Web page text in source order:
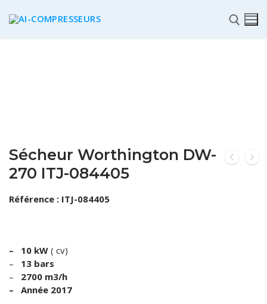
ACCUEIL
Pièces détachées
STOCK
VOUS ACHETEZ
VOUS VENDEZ
Sécheur Worthington DW-
270 ITJ-084405
Référence : ITJ-084405
– 10 kW ( cv)
–
13 bars
–
2700 m3/h
– Année 2017